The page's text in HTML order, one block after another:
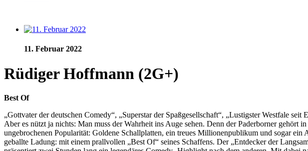
11. Februar 2022
Rüdiger Hoffmann (2G+)
Best Of
„Gottvater der deutschen Comedy“, „Superstar der Spaßgesellschaft“, „Lustigster Westfale
Aber es nützt ja nichts: Man muss der Wahrheit ins Auge sehen. Denn der Paderborner gehört
ungebrochenen Popularität: Goldene Schallplatten, ein treues Millionenpublikum und sogar
geballte Ladung: mit einem prallvollen „Best Of“ seines Schaffens. Der „Entdecker der